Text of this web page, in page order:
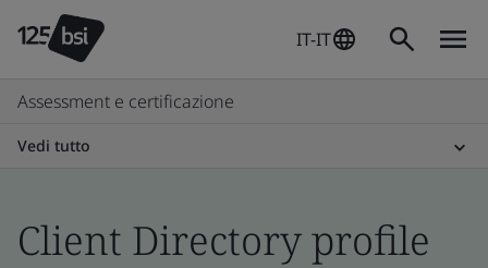
IT-IT
Assessment e certificazione
Vedi tutto
Client Directory profile